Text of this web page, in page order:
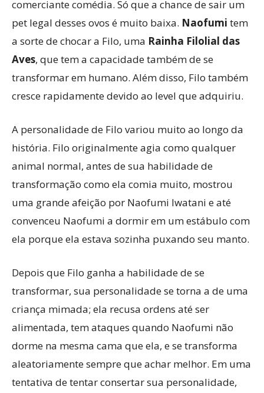
comerciante comédia. Só que a chance de sair um
pet legal desses ovos é muito baixa. Naofumi tem
a sorte de chocar a Filo, uma Rainha Filolial das
Aves, que tem a capacidade também de se
transformar em humano. Além disso, Filo também
cresce rapidamente devido ao level que adquiriu.
A personalidade de Filo variou muito ao longo da
história. Filo originalmente agia como qualquer
animal normal, antes de sua habilidade de
transformação como ela comia muito, mostrou
uma grande afeição por Naofumi Iwatani e até
convenceu Naofumi a dormir em um estábulo com
ela porque ela estava sozinha puxando seu manto.
Depois que Filo ganha a habilidade de se
transformar, sua personalidade se torna a de uma
criança mimada; ela recusa ordens até ser
alimentada, tem ataques quando Naofumi não
dorme na mesma cama que ela, e se transforma
aleatoriamente sempre que achar melhor. Em uma
tentativa de tentar consertar sua personalidade,